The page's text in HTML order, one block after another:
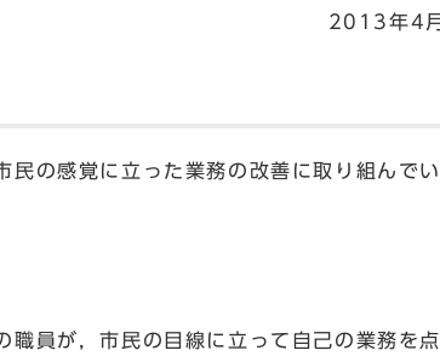
2013年4
の感覚に立った業務の改善に取り組んで
員が，市民の目線に立って自己の業務を